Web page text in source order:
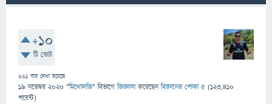
+10
টি ভোট
661 বার দেখা হয়েছে
19 নভেম্বর 2020 "মিথোলজি" বিভাগে জিজ্ঞাসাকরেছেনবিজ্ঞানের পোকা ৫ (123,410
পয়েন্ট)